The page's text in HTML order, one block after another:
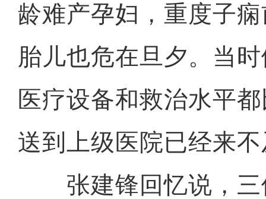
龄难产孕妇，重度子
胎儿也危在旦夕。当
医疗设备和救治水平
送到上级医院已经来
张建锋回忆说，三